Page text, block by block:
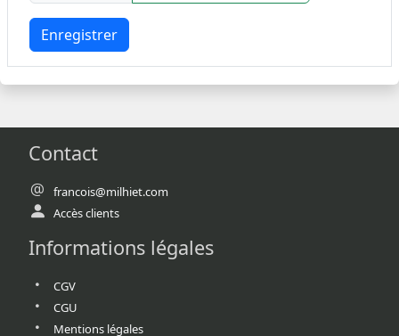
Enregistrer
Contact
francois@milhiet.com
Accès clients
Informations légales
CGV
CGU
Mentions légales